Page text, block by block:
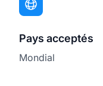
Pays acceptés
Mondial